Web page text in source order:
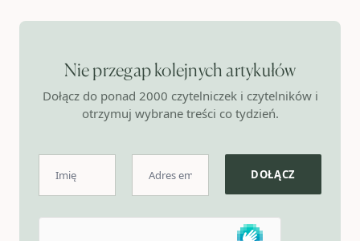
Nie przegap kolejnych artykułów
Dołącz do ponad 2000 czytelniczek i czytelników i
otrzymuj wybrane treści co tydzień.